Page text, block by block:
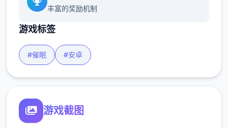
丰富的奖励机制
游戏标签
#催眠 #安卓
游戏截图